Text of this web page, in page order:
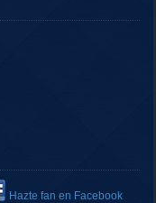
Hazte fan en Facebook